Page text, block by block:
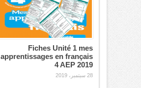
Fiches Unité 1 mes
apprentissages en français
4 AEP 2019
28 سبتمبر، 2019